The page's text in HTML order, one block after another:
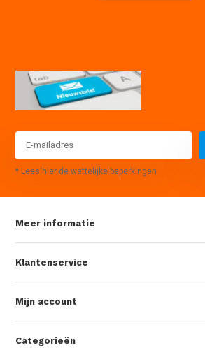
* Lees hier de wettelijke beperkingen
Meer informatie
Klantenservice
Mijn account
Categorieën